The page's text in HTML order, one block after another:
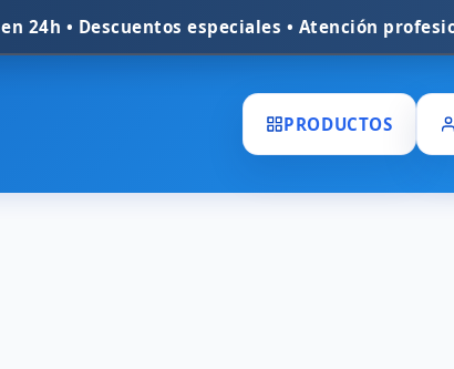
En
PRODUCTOS